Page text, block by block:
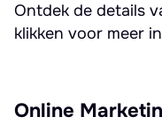
Ontdek de details
klikken voor meer
Online